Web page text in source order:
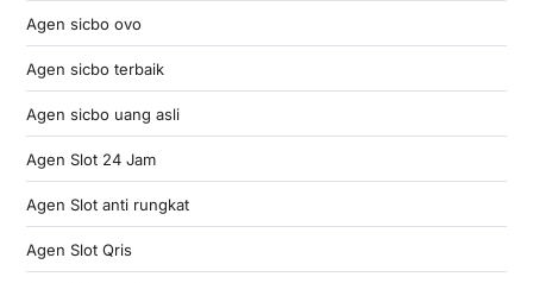
Agen sicbo ovo
Agen sicbo terbaik
Agen sicbo uang asli
Agen Slot 24 Jam
Agen Slot anti rungkat
Agen Slot Qris